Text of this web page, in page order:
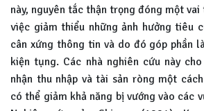
này, nguyên tắc thận trọng đóng một
việc giảm thiểu những ảnh hưởng tiêu
cân xứng thông tin và do đó góp phần
kiện tụng. Các nhà nghiên cứu này
nhận thu nhập và tài sản ròng một
có thể giảm khả năng bị vướng vào các